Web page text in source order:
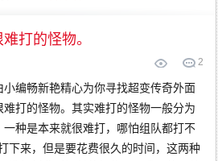
打的怪物。
2
小编畅新艳精心为你寻找超变传奇外面
难打的怪物。其实难打的怪物一般分为
一种是本来就很难打，哪怕组队都打不
下来，但是要花费很久的时间，这两种